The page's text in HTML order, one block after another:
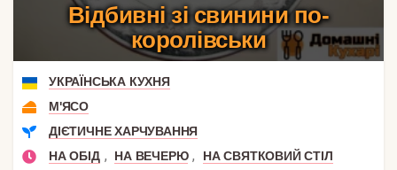
Відбивні зі свинини по-
королівськи
УКРАЇНСЬКА КУХНЯ
М'ЯСО
ДІЄТИЧНЕ ХАРЧУВАННЯ
НА ОБІД , НА ВЕЧЕРЮ ,
НА СВЯТКОВИЙ СТІЛ